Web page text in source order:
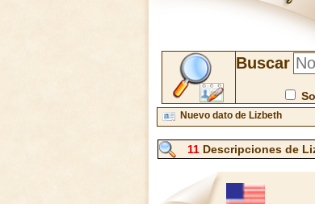
Buscar
Nuevo dato de Lizbeth
11 Descripciones de